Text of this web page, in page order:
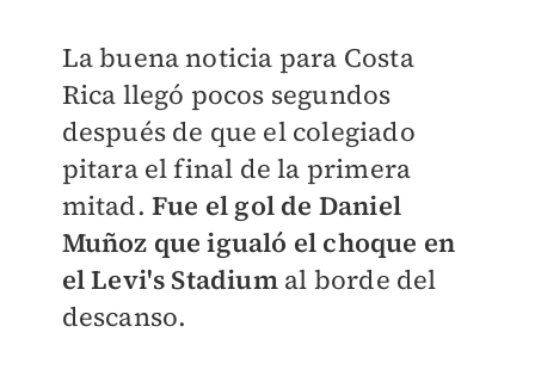
La buena noticia para Costa
Rica llegó pocos segundos
después de que el colegiado
pitara el final de la primera
mitad. Fue el gol de Daniel
Muñoz que igualó el choque en
el Levi's Stadiumal borde del
descanso.